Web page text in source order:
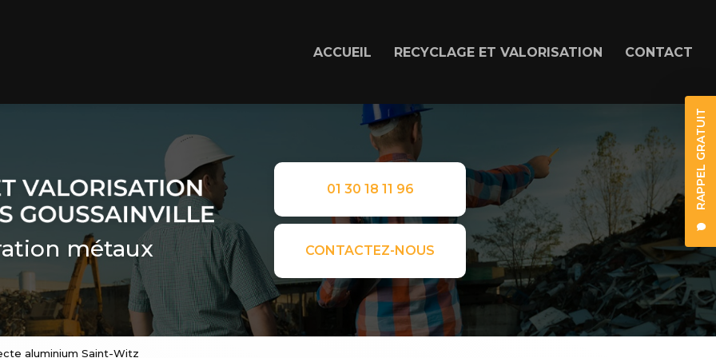
RAPPEL GRATUIT
ACCUEIL RECYCLAGE ET VALORISATION CONTACT
métaux
01 30 18 11 96
CONTACTEZ-NOUS
aluminium Saint-Witz